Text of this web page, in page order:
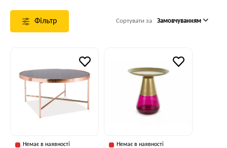
Фільтр Сортувати за Замовчуванням
Немає в наявності Немає в наявності